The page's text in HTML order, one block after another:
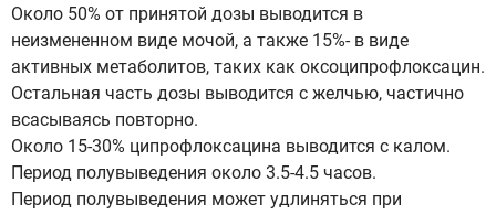
Около 50% от принятой дозы выводится в
неизмененном виде мочой, а также 15%- в виде
активных метаболитов, таких как оксоципрофлоксацин.
Остальная часть дозы выводится с желчью, частично
всасываясь повторно.
Около 15-30% ципрофлоксацина выводится с калом.
Период полувыведения около 3.5-4.5 часов.
Период полувыведения может удлиняться при